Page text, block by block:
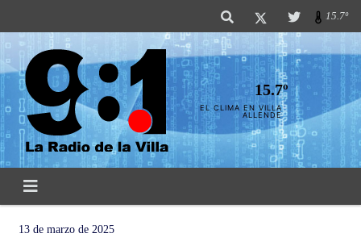
15.7º
15.7º
EL CLIMA EN VILLA
ALLENDE
13 de marzo de 2025